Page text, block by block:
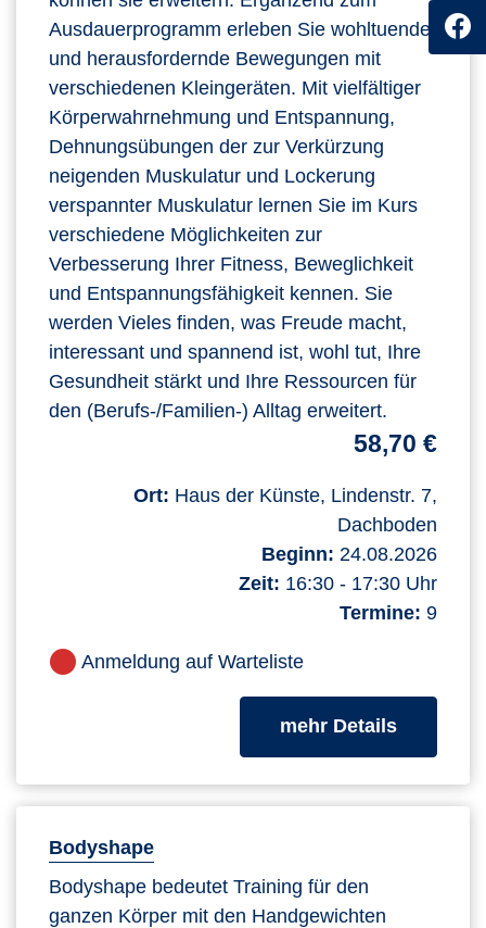
Ausdauerprogramm erleben Sie wohltuende
und herausfordernde Bewegungen mit
verschiedenen Kleingeräten. Mit vielfältiger
Körperwahrnehmung und Entspannung,
Dehnungsübungen der zur Verkürzung
neigenden Muskulatur und Lockerung
verspannter Muskulatur lernen Sie im Kurs
verschiedene Möglichkeiten zur
Verbesserung Ihrer Fitness, Beweglichkeit
und Entspannungsfähigkeit kennen. Sie
werden Vieles finden, was Freude macht,
interessant und spannend ist, wohl tut, Ihre
Gesundheit stärkt und Ihre Ressourcen für
den (Berufs-/Familien-) Alltag erweitert.
58,70 €
Ort: Haus der Künste, Lindenstr. 7,
Dachboden
Beginn: 24.08.2026
Zeit: 16:30 - 17:30 Uhr
Termine: 9
Anmeldung auf Warteliste
mehr Detailszum
Bodyshape
Bodyshape bedeutet Training für den
ganzen Körper mit den Handgewichten